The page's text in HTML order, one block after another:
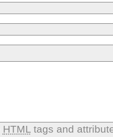
HTMLtags and